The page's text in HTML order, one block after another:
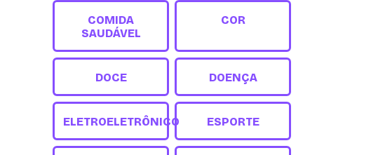
COMIDA
SAUDÁVEL
COR
DOCE DOENÇA
ELETROELETRÔNICO ESPORTE